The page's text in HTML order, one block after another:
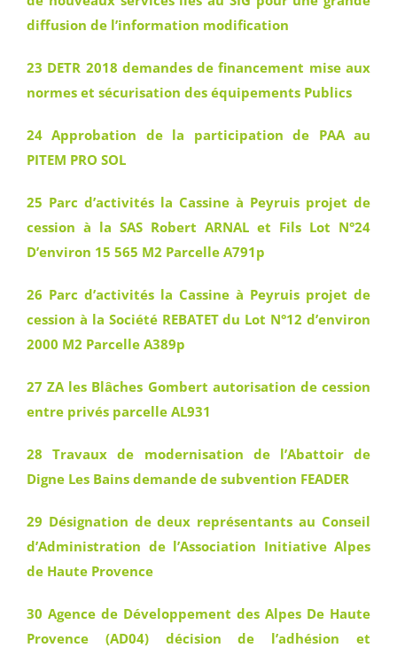
diffusion de l’information modification
23 DETR 2018 demandes de financement mise aux
normes et sécurisation des équipements Publics
24 Approbation de la participation de PAA au
PITEM PRO SOL
25 Parc d’activités la Cassine à Peyruis projet de
cession à la SAS Robert ARNAL et Fils Lot N°24
D’environ 15 565 M2 Parcelle A791p
26 Parc d’activités la Cassine à Peyruis projet de
cession à la Société REBATET du Lot N°12 d’environ
2000 M2 Parcelle A389p
27 ZA les Blâches Gombert autorisation de cession
entre privés parcelle AL931
28 Travaux de modernisation de l’Abattoir de
Digne Les Bains demande de subvention FEADER
29 Désignation de deux représentants au Conseil
d’Administration de l’Association Initiative Alpes
de Haute Provence
30 Agence de Développement des Alpes De Haute
Provence (AD04) décision de l’adhésion et